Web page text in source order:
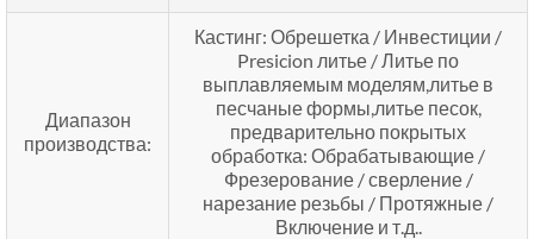
Диапазон
производства:
Кастинг: Обрешетка / Инвестиции /
Presicion литье / Литье по
выплавляемым моделям,литье в
песчаные формы,литье песок,
предварительно покрытых
обработка: Обрабатывающие /
Фрезерование / сверление /
нарезание резьбы / Протяжные /
Включение и т.д..